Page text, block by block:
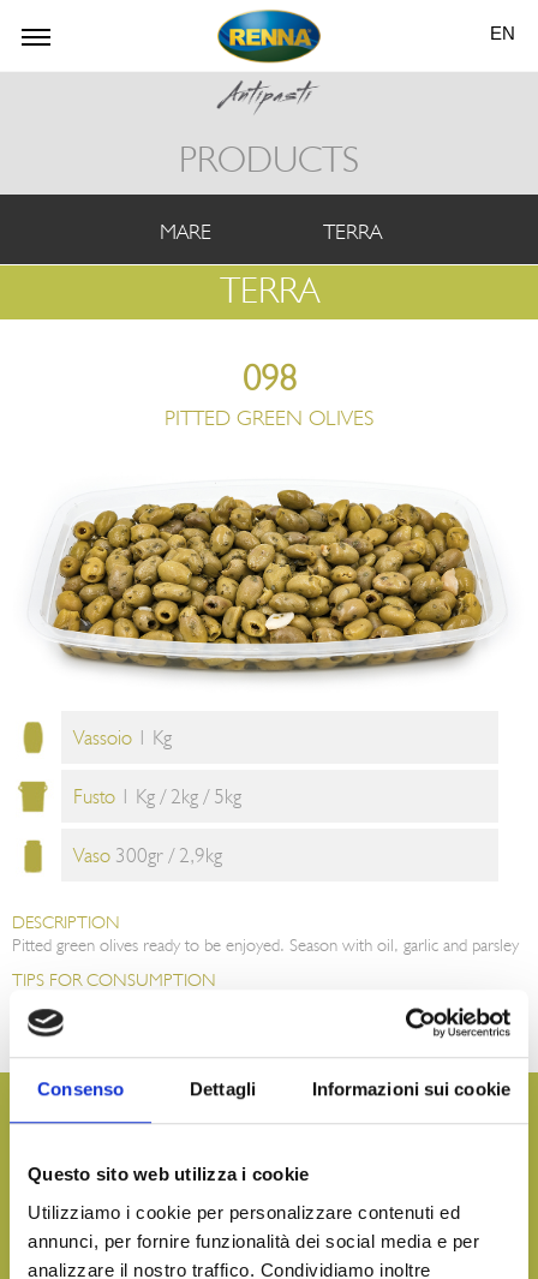
Consenso Dettagli Informazioni sui cookie
Questo sito web utilizza i cookie
Utilizziamo i cookie per personalizzare contenuti ed
annunci, per fornire funzionalità dei social media e per
analizzare il nostro traffico. Condividiamo inoltre
EN
PRODUCTS
MARE TERRA
TERRA
098
PITTED GREEN OLIVES
Vassoio 1 Kg
Fusto 1 Kg / 2kg / 5kg
Vaso 300gr / 2,9kg
DESCRIPTION
Pitted green olives ready to be enjoyed. Season with oil, garlic and parsley
TIPS FOR CONSUMPTION
The pitted green olives are ready to be served as an aperitif. They can be
incorporated into any recipe that includes meat or fish dishes, and also into
CONTACT US
Bring the taste of the sea to your table, on any occasion